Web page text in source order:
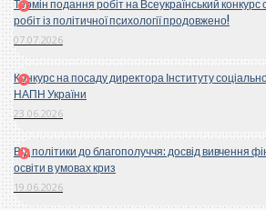
Термін подання робіт на Всеукраїнський конкурс
робіт із політичної психології продовжено!
07.07.2026
Конкурс на посаду директора Інституту
НАПН України
23.06.2026
Від політики до благополуччя: досвід вивчення
освіти в умовах криз
19.06.2026